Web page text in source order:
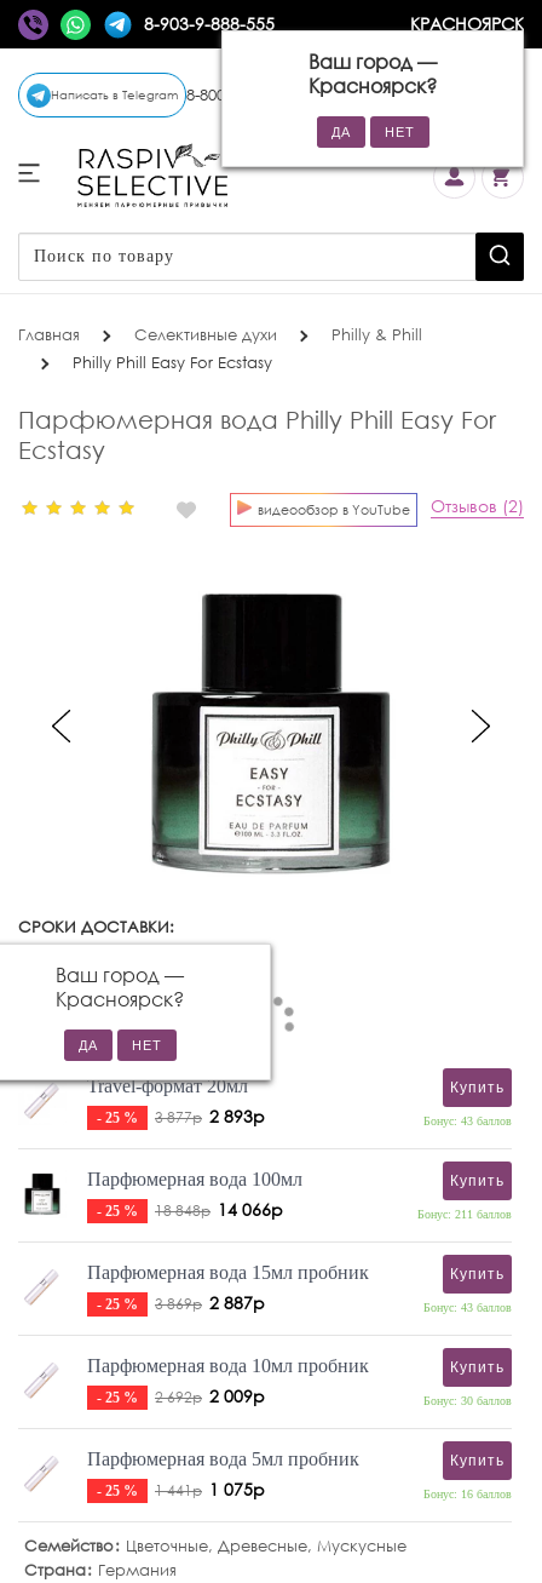
8-903-9-888-555 КРАСНОЯРСК
Ваш город —
Красноярск?
Написать в Telegram 8-800-770-72-34 (бесплатно)
Главная Селективные духи
Philly & Phill
Philly Phill Easy For Ecstasy
Парфюмерная вода Philly Phill Easy For
Ecstasy
Отзывов (2)
видеообзор в YouTube
СРОКИ ДОСТАВКИ:
Ваш город —
Красноярск?
Travel-формат 20мл
- 25 % 3 877р 2 893р
Купить
Бонус: 43 баллов
Парфюмерная вода 100мл
- 25 % 18 848р 14 066р
Купить
Бонус: 211 баллов
Парфюмерная вода 15мл пробник
- 25 % 3 869р 2 887р
Купить
Бонус: 43 баллов
Парфюмерная вода 10мл пробник
- 25 % 2 692р 2 009р
Купить
Бонус: 30 баллов
Парфюмерная вода 5мл пробник
- 25 % 1 441р 1 075р
Купить
Бонус: 16 баллов
Семейство Цветочные, Древесные, Мускусные
Страна
Германия